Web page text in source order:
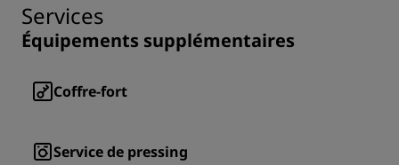
Services
Équipements supplémentaires
Coffre-fort
Service de pressing